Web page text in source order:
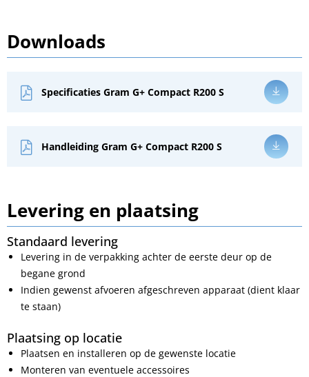
Downloads
Specificaties Gram G+ Compact R200 S
Handleiding Gram G+ Compact R200 S
Levering en plaatsing
Standaard levering
Levering in de verpakking achter de eerste deur op de
begane grond
Indien gewenst afvoeren afgeschreven apparaat (dient klaar
te staan)
Plaatsing op locatie
Plaatsen en installeren op de gewenste locatie
Monteren van eventuele accessoires